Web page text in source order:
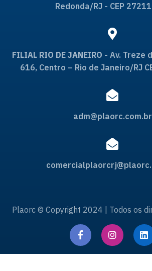
Redonda/RJ - CEP
FILIAL RIO DE JANEIRO - Av. Treze
616, Centro – Rio de Janeiro/RJ
adm@plaorc.com.br
Plaorc © Copyright 2024 | Todos os